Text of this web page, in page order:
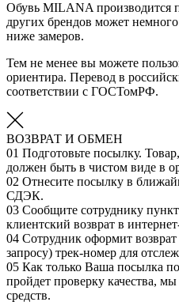
Обувь MILANA производится
других брендов может
ниже замеров.
Тем не менее вы можете
ориентира. Перевод в
соответствии с ГОСТомРФ.
ВОЗВРАТ И ОБМЕН
01 Подготовьте посылку.
должен быть в чистом виде в
02 Отнесите посылку в
СДЭК.
03 Сообщите сотруднику
клиентский возврат в
04 Сотрудник оформит
запросу) трек-номер для
05 Как только Ваша посылка
пройдет проверку качества,
средств.